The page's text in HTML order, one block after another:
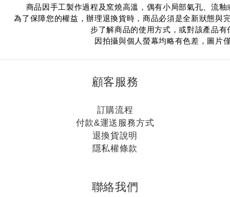
商品因手工製作過程及窯燒高溫，偶有小局部氣孔、流
為了保障您的權益，辦理退換貨時，商品必須是全新狀態與
步了解商品的使用方式，或對該產品
因拍攝與個人螢幕均略有色差，圖片
顧客服務
訂購流程
付款&運送服務方式
退換貨說明
隱私權條款
聯絡我們